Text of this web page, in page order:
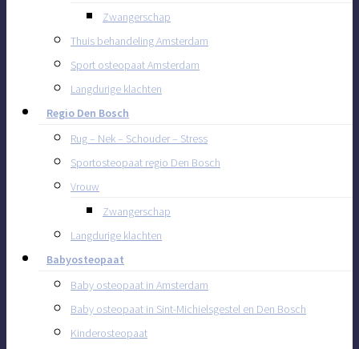
Zwangerschap
Thuis behandeling Amsterdam
Sport osteopaat Amsterdam
Langdurige klachten
Regio Den Bosch
Rug – Nek – Schouder – Stress
Sportosteopaat regio Den Bosch
Vrouw
Zwangerschap
Langdurige klachten
Babyosteopaat
Baby osteopaat in Amsterdam
Baby osteopaat in Sint-Michielsgestel en Den Bosch
Kinderosteopaat